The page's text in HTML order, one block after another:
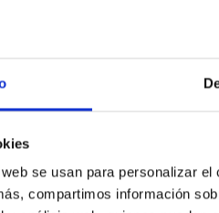
se usan para personalizar
compartimos información
ethics and anti-fraud policy
and diversity